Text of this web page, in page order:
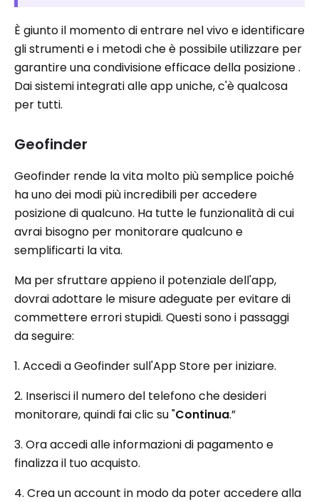
È giunto il momento di entrare nel vivo e identificare
gli strumenti e i metodi che è possibile utilizzare per
garantire una condivisione efficace della posizione .
Dai sistemi integrati alle app uniche, c'è qualcosa
per tutti.
Geofinder
Geofinder rende la vita molto più semplice poiché
ha uno dei modi più incredibili per accedere
posizione di qualcuno. Ha tutte le funzionalità di cui
avrai bisogno per monitorare qualcuno e
semplificarti la vita.
Ma per sfruttare appieno il potenziale dell'app,
dovrai adottare le misure adeguate per evitare di
commettere errori stupidi. Questi sono i passaggi
da seguire:
1. Accedi a Geofinder sull'App Store per iniziare.
2. Inserisci il numero del telefono che desideri
monitorare, quindi fai clic su "Continua.”
3. Ora accedi alle informazioni di pagamento e
finalizza il tuo acquisto.
4. Crea un account in modo da poter accedere alla